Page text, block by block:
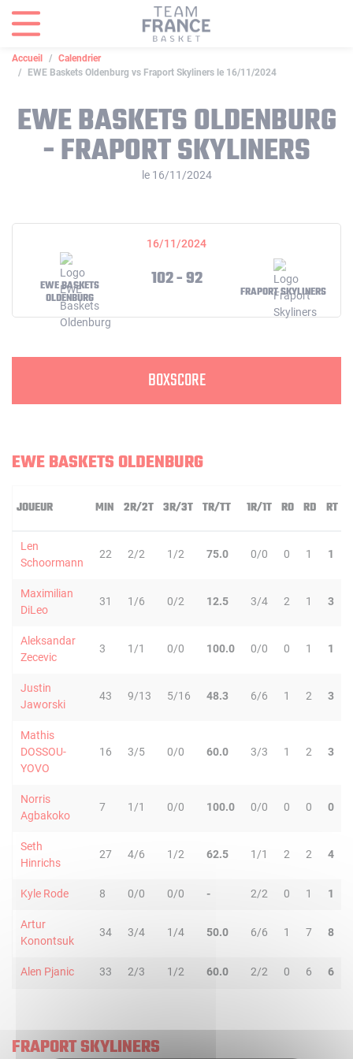
Accueil
Calendrier
EWE Baskets Oldenburg vs Fraport Skyliners le 16/11/2024
EWE BASKETS OLDENBURG
- FRAPORT SKYLINERS
le 16/11/2024
16/11/2024
EWE BASKETS
OLDENBURG
102 - 92
FRAPORT SKYLINERS
BOXSCORE
EWE BASKETS OLDENBURG
JOUEUR MIN 2R/2T 3R/3T TR/TT 1R/1T RO RD RT
Len
Schoormann
22 2/2 1/2 75.0 0/0 0 1 1
Maximilian
DiLeo
31 1/6 0/2 12.5 3/4 2 1 3
Aleksandar
Zecevic
3 1/1 0/0 100.0 0/0 0 1 1
Justin
Jaworski
43 9/13 5/16 48.3 6/6 1 2 3
Mathis
DOSSOU-
YOVO
16 3/5 0/0 60.0 3/3 1 2 3
Norris
Agbakoko
7 1/1 0/0 100.0 0/0 0 0 0
Seth
Hinrichs
27 4/6 1/2 62.5 1/1 2 2 4
Kyle Rode 8 0/0 0/0 - 2/2 0 1 1
Artur
Konontsuk
34 3/4 1/4 50.0 6/6 1 7 8
Alen Pjanic 33 2/3 1/2 60.0 2/2 0 6 6
FRAPORT SKYLINERS
Panneau de gestion des cookies